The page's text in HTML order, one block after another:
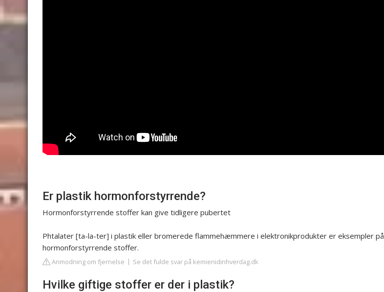
Er plastik hormonforstyrrende?
Hormonforstyrrende stoffer kan give tidligere pubertet
Phtalater [ta-la-ter] i plastik eller bromerede flammehæmmere i elektronikprodukter er eksempler på
hormonforstyrrende stoffer.
Anmodning om fjernelse Se det fulde svar på kemienidinhverdag.dk
Hvilke giftige stoffer er der i plastik?